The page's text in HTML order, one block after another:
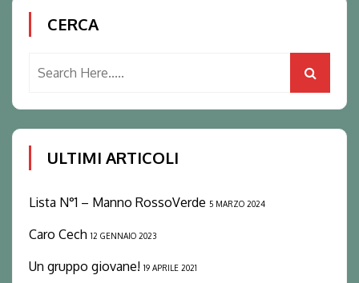
CERCA
ULTIMI ARTICOLI
Lista N°1 – Manno RossoVerde 5 MARZO 2024
Caro Cech 12 GENNAIO 2023
Un gruppo giovane! 19 APRILE 2021